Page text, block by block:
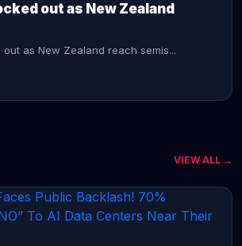
out as New Zealand
as New Zealand reach semis...
→
VIEW ALL →